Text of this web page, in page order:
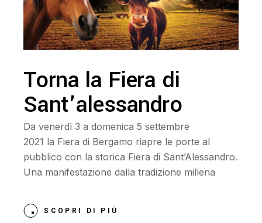
Torna la Fiera di
Sant’alessandro
Da venerdì 3 a domenica 5 settembre
2021 la Fiera di Bergamo riapre le porte al
pubblico con la storica Fiera di Sant’Alessandro.
Una manifestazione dalla tradizione millena
SCOPRI DI PIÙ